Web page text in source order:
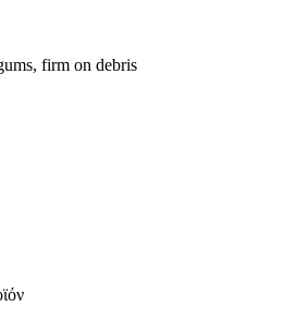
firm on debris